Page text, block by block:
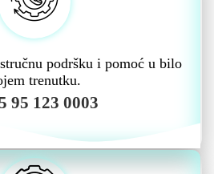
podršku i pomoć u bilo
trenutku.
95 123 0003